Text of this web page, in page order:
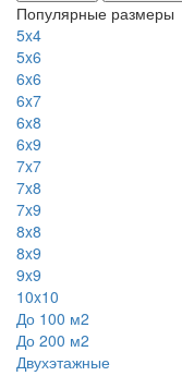
Популярные размеры
5x4
5x6
6x6
6x7
6x8
6x9
7x7
7x8
7x9
8x8
8x9
9x9
10x10
До 100 м2
До 200 м2
Двухэтажные